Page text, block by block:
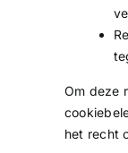
Om deze
het recht